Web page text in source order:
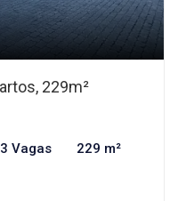
229m²
3 Vagas 229 m²